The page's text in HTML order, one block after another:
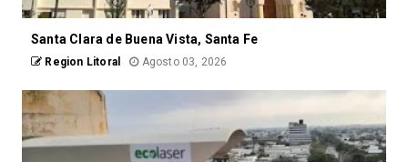
Santa Clara de Buena Vista, Santa Fe
Region Litoral Agosto 03, 2026